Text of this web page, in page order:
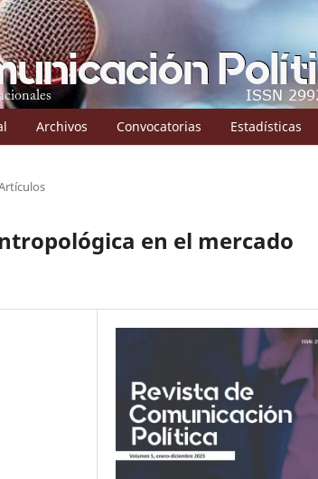
Archivos Convocatorias Estadísticas
en el mercado